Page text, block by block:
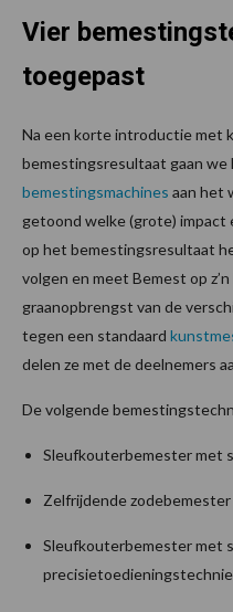
Vier
toegepast
Na een korte introductie met
bemestingsresultaat gaan we
bemestingsmachines aan het
getoond welke (grote) impact
op het bemestingsresultaat
volgen en meet Bemest op
graanopbrengst van de
tegen een standaard
delen ze met de deelnemers
De volgende
Sleufkouterbemester met
Zelfrijdende zodebemester
Sleufkouterbemester met